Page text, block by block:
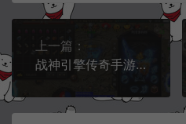
上一篇：
战神引擎传奇手游【热血火龙三职业】12月最新整理Win一键服务端+GM后台+安卓苹果双端+详细搭建教程